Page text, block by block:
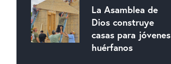
La Asamblea de
Dios construye
casas para jóvenes
huérfanos